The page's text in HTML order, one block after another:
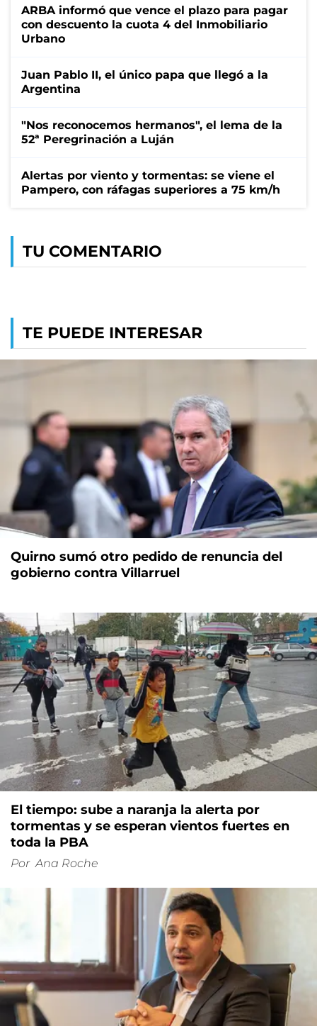
ARBA informó que vence el plazo para pagar
con descuento la cuota 4 del Inmobiliario
Urbano
Juan Pablo II, el único papa que llegó a la
Argentina
"Nos reconocemos hermanos", el lema de la
52ª Peregrinación a Luján
Alertas por viento y tormentas: se viene el
Pampero, con ráfagas superiores a 75 km/h
TU COMENTARIO
TE PUEDE INTERESAR
Quirno sumó otro pedido de renuncia del
gobierno contra Villarruel
El tiempo: sube a naranja la alerta por
tormentas y se esperan vientos fuertes en
toda la PBA
Por Ana Roche